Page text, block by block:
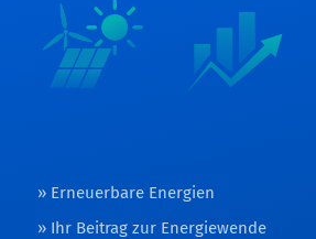
Erneuerbare Energien
Ihr Beitrag zur Energiewende